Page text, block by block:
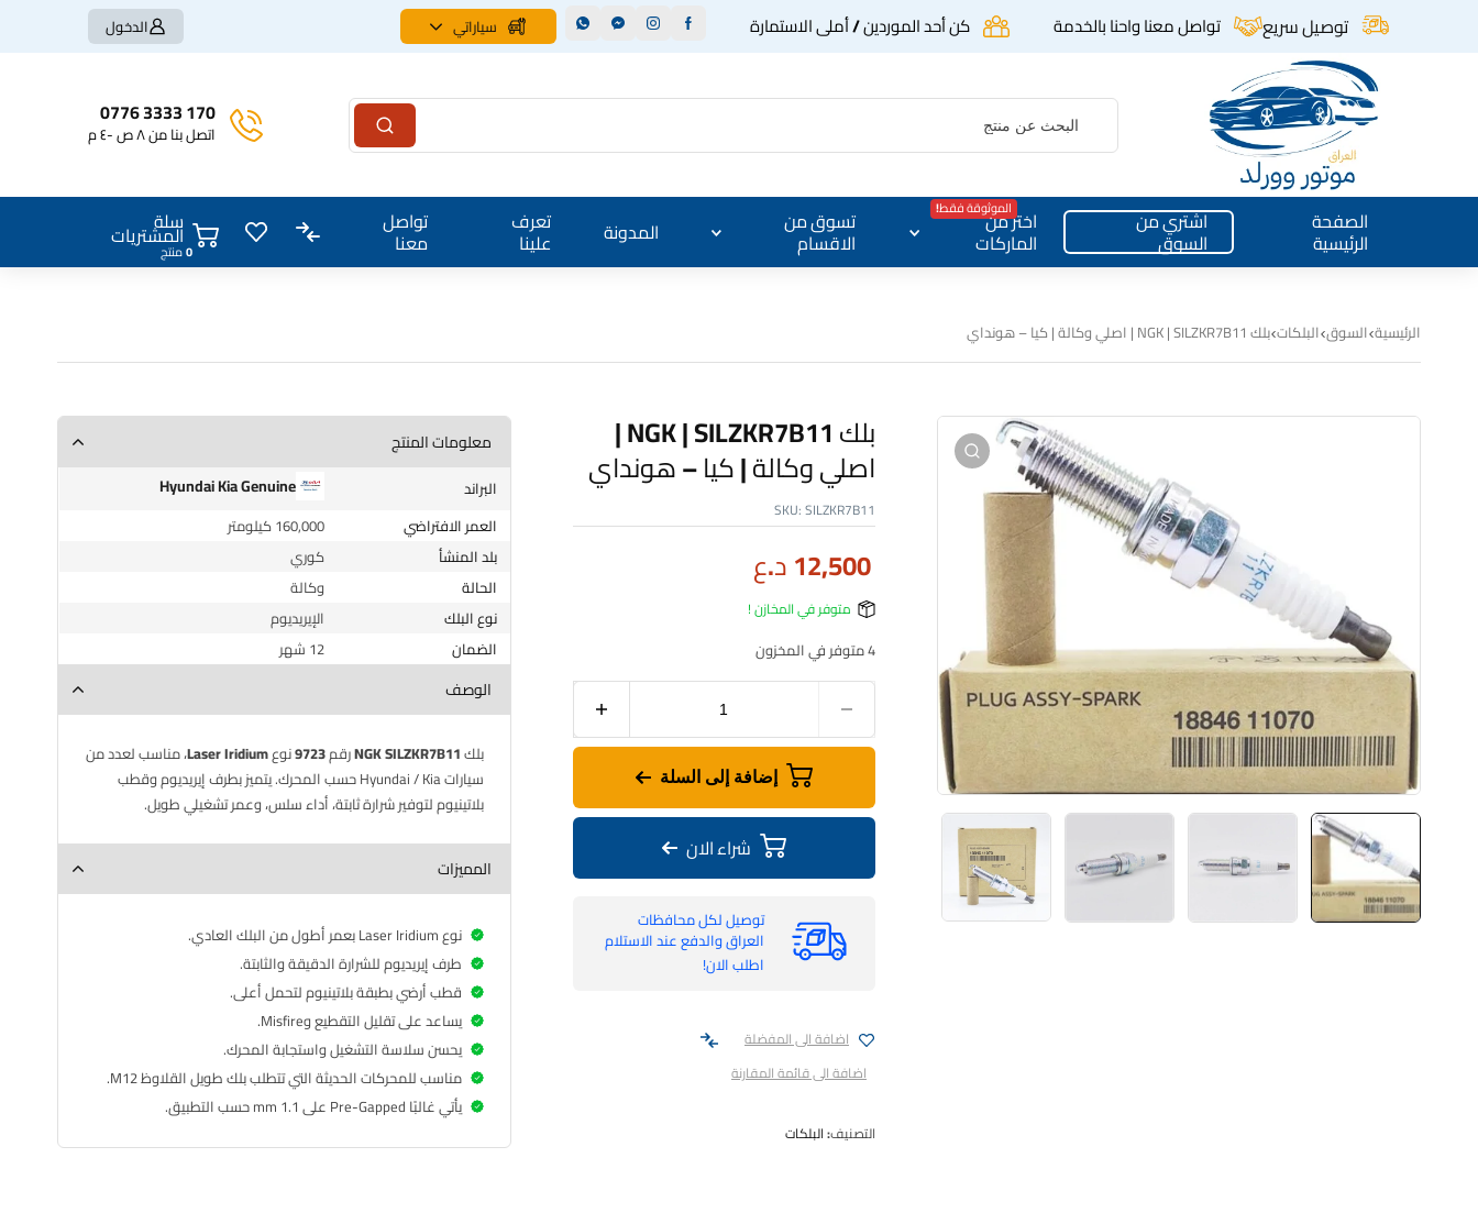
توصيل سريع تواصل معنا واحنا بالخدمة كن أحد الموردين / أملى الاستمارة سياراتي الدخول
170 3333 0776
اتصل بنا من ٨ ص -٤ م
الصفحة
الرئيسية
اشتري من
السوق
اختر من
الماركات
الموثوقة فقط! تسوق من
الاقسام المدونة تعرف
علينا
تواصل
معنا
سلة
المشتريات0منتج
الرئيسية السوق البلكات بلك NGK | SILZKR7B11 | اصلي وكالة | كيا – هونداي
بلك NGK | SILZKR7B11 |
اصلي وكالة | كيا – هونداي
SKU:SILZKR7B11
12,500د.ع
متوفر في المخازن !
4 متوفر في المخزون
إضافة إلى السلة
شراء الان
توصيل لكل محافظات
العراق والدفع عند الاستلام
اطلب الان!
اضافة الى المفضلة
اضافة الى قائمة المقارنة
التصنيف:البلكات
معلومات المنتج
البراند Hyundai Kia Genuine
العمر الافتراضي
160,000 كيلومتر
بلد المنشأ
كوري
الحالة
وكالة
نوع البلك
الإيريديوم
الضمان
12 شهر
الوصف
بلكNGK SILZKR7B11رقم9723نوعLaser Iridium، مناسب لعدد من
سيارات Hyundai / Kia حسب المحرك. يتميز بطرف إيريديوم وقطب
بلاتينيوم لتوفير شرارة ثابتة، أداء سلس، وعمر تشغيلي طويل.
المميزات
نوع Laser Iridium بعمر أطول من البلك العادي.
طرف إيريديوم للشرارة الدقيقة والثابتة.
قطب أرضي بطبقة بلاتينيوم لتحمل أعلى.
يساعد على تقليل التقطيع وMisfire.
يحسن سلاسة التشغيل واستجابة المحرك.
مناسب للمحركات الحديثة التي تتطلب بلك طويل القلاوظ M12.
يأتي غالبًا Pre-Gapped على 1.1 mm حسب التطبيق.